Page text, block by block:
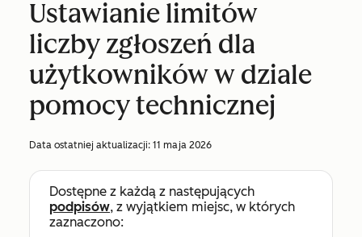
Ustawianie limitów
liczby zgłoszeń dla
użytkowników w dziale
pomocy technicznej
Data ostatniej aktualizacji: 11 maja 2026
Dostępne z każdą z następujących
podpisów, z wyjątkiem miejsc, w których
zaznaczono: